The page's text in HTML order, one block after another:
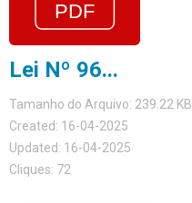
Lei Nº 96...
Tamanho do Arquivo: 239.22 KB
Created: 16-04-2025
Updated: 16-04-2025
Cliques: 72